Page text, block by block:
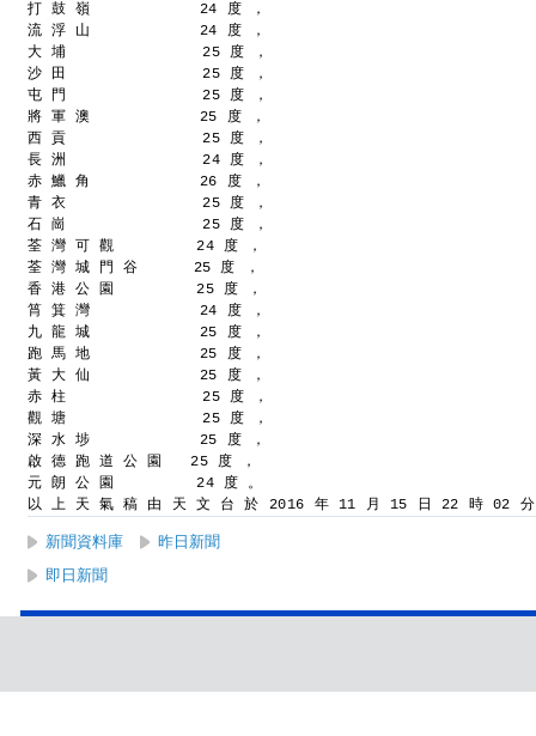
打 鼓 嶺            24 度 ，
流 浮 山            24 度 ，
大 埔               25 度 ，
沙 田               25 度 ，
屯 門               25 度 ，
將 軍 澳            25 度 ，
西 貢               25 度 ，
長 洲               24 度 ，
赤 鱲 角            26 度 ，
青 衣               25 度 ，
石 崗               25 度 ，
荃 灣 可 觀         24 度 ，
荃 灣 城 門 谷      25 度 ，
香 港 公 園         25 度 ，
筲 箕 灣            24 度 ，
九 龍 城            25 度 ，
跑 馬 地            25 度 ，
黃 大 仙            25 度 ，
赤 柱               25 度 ，
觀 塘               25 度 ，
深 水 埗            25 度 ，
啟 德 跑 道 公 園   25 度 ，
元 朗 公 園         24 度 。
以 上 天 氣 稿 由 天 文 台 於 2016 年 11 月 15 日 22 時 02
新聞資料庫
昨日新聞
即日新聞